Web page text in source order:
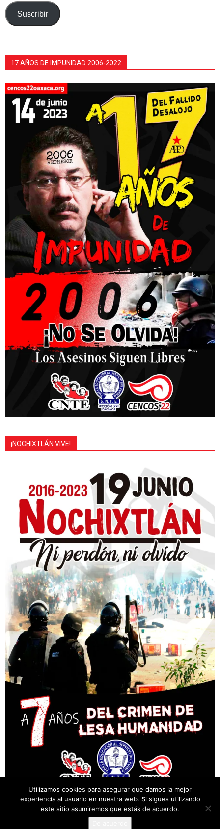
electrónico
Suscribir
17 AÑOS DE IMPUNIDAD 2006-2022
¡NOCHIXTLÁN VIVE!
Utilizamos cookies para asegurar que damos la mejor
experiencia al usuario en nuestra web. Si sigues utilizando
este sitio asumiremos que estás de acuerdo.